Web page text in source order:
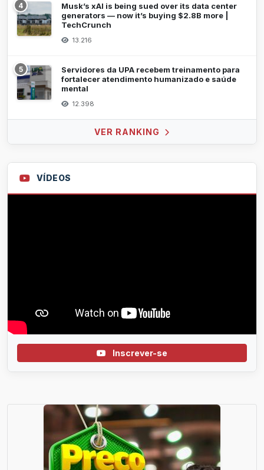
4
Musk’s xAI is being sued over its data center
generators — now it’s buying $2.8B more |
TechCrunch
13.216
5
Servidores da UPA recebem treinamento para
fortalecer atendimento humanizado e saúde
mental
12.398
VER RANKING
VÍDEOS
Inscrever-se